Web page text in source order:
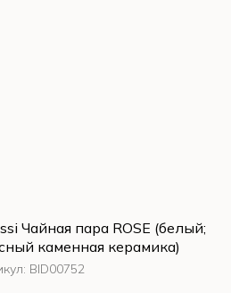
Чайная пара ROSE (белый;
каменная керамика)
BID00752